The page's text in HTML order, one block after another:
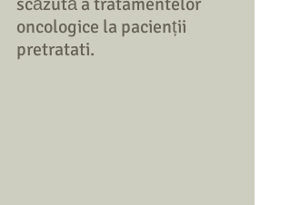
oncologice la pacienții
pretratati.